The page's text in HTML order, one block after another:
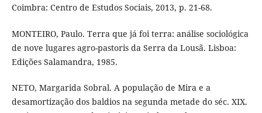
Coimbra: Centro de Estudos Sociais, 2013, p. 21-68.
MONTEIRO, Paulo. Terra que já foi terra: análise sociológica
de nove lugares agro-pastoris da Serra da Lousã. Lisboa:
Edições Salamandra, 1985.
NETO, Margarida Sobral. A população de Mira e a
desamortização dos baldios na segunda metade do séc. XIX.